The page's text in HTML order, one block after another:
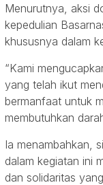
Menurutnya, aksi
kepedulian
khususnya dalam
“Kami
yang telah ikut
bermanfaat untuk
membutuhkan
Ia menambahkan,
dalam kegiatan ini
dan solidaritas